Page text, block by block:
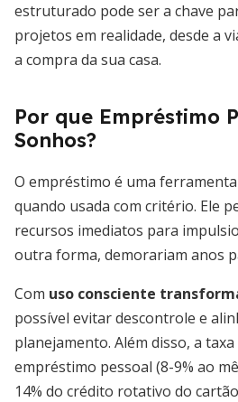
estruturado pode ser a chave
projetos em realidade, desde a
a compra da sua casa.
Por que Empréstimo
Sonhos?
O empréstimo é uma
quando usada com critério. Ele
recursos imediatos para
outra forma, demorariam anos
Com uso consciente
possível evitar descontrole e
planejamento. Além disso, a
empréstimo pessoal (8-9% ao
14% do crédito rotativo do